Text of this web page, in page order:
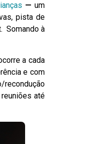
— um
pista de
Somando à
a cada
e com
recondução
até